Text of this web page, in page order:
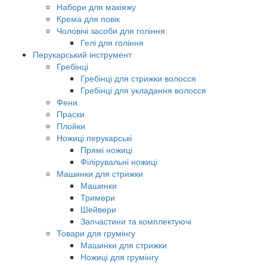
Набори для макіяжу
Крема для повік
Чоловічі засоби для гоління
Гелі для гоління
Перукарський інструмент
Гребінці
Гребінці для стрижки волосся
Гребінці для укладання волосся
Фени
Праски
Плойки
Ножиці перукарські
Прямі ножиці
Філірувальні ножиці
Машинки для стрижки
Машинки
Тримери
Шейвери
Запчастини та комплектуючі
Товари для грумінгу
Машинки для стрижки
Ножиці для грумінгу